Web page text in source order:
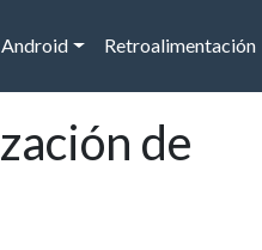
Android Retroalimentación
de